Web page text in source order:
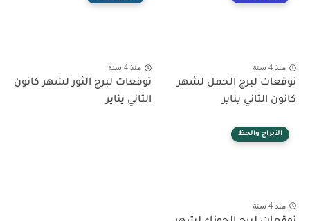
منذ 4 سنة
توقعات لبرج الحمل لشهر
كانون الثاني يناير
منذ 4 سنة
توقعات لبرج الثور لشهر كانون
الثاني يناير
الأبراج والحظ
منذ 4 سنة